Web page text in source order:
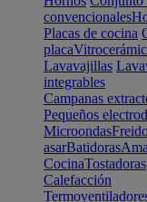
convencionales
Placas de cocina
placa
Lavavajillas
integrables
Campanas
Pequeños
Microondas
asarBatidoras
CocinaTostadoras
Calefacción